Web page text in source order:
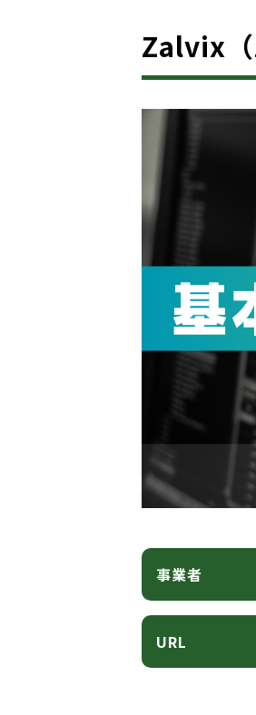
Zalvix
事業者
URL